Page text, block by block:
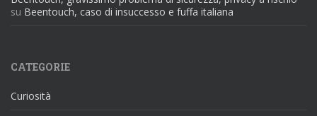
su Beentouch, caso di insuccesso e fuffa italiana
CATEGORIE
Curiosità